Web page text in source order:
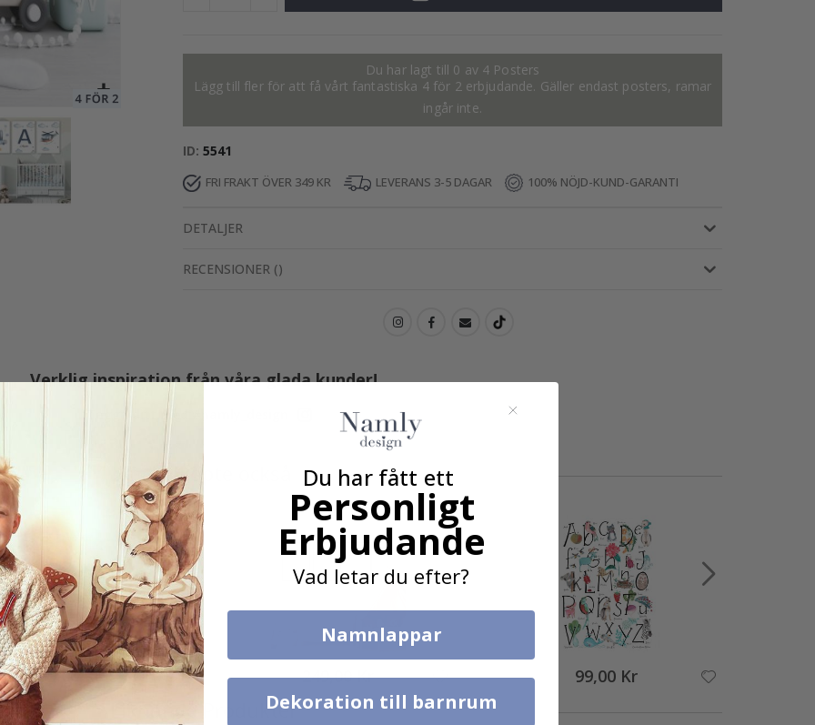
Du har lagt till 0 av 4 Posters
Lägg till fler för att få vårt fantastiska 4 för 2 erbjudande. Gäller endast posters, ramar
ingår inte.
ID 5541
FRI FRAKT ÖVER 349 KR LEVERANS 3-5 DAGAR 100% NÖJD-KUND-GARANTI
DETALJER
RECENSIONER ()
Verklig inspiration från våra glada kunder!
Tagga ditt med #namly_design
Andra köpte också
99,00 Kr 249,00 Kr 99,00 Kr
Liknande Produkter
Du har fått ett
Personligt
Erbjudande
Vad letar du efter?
Namnlappar
Dekoration till barnrum